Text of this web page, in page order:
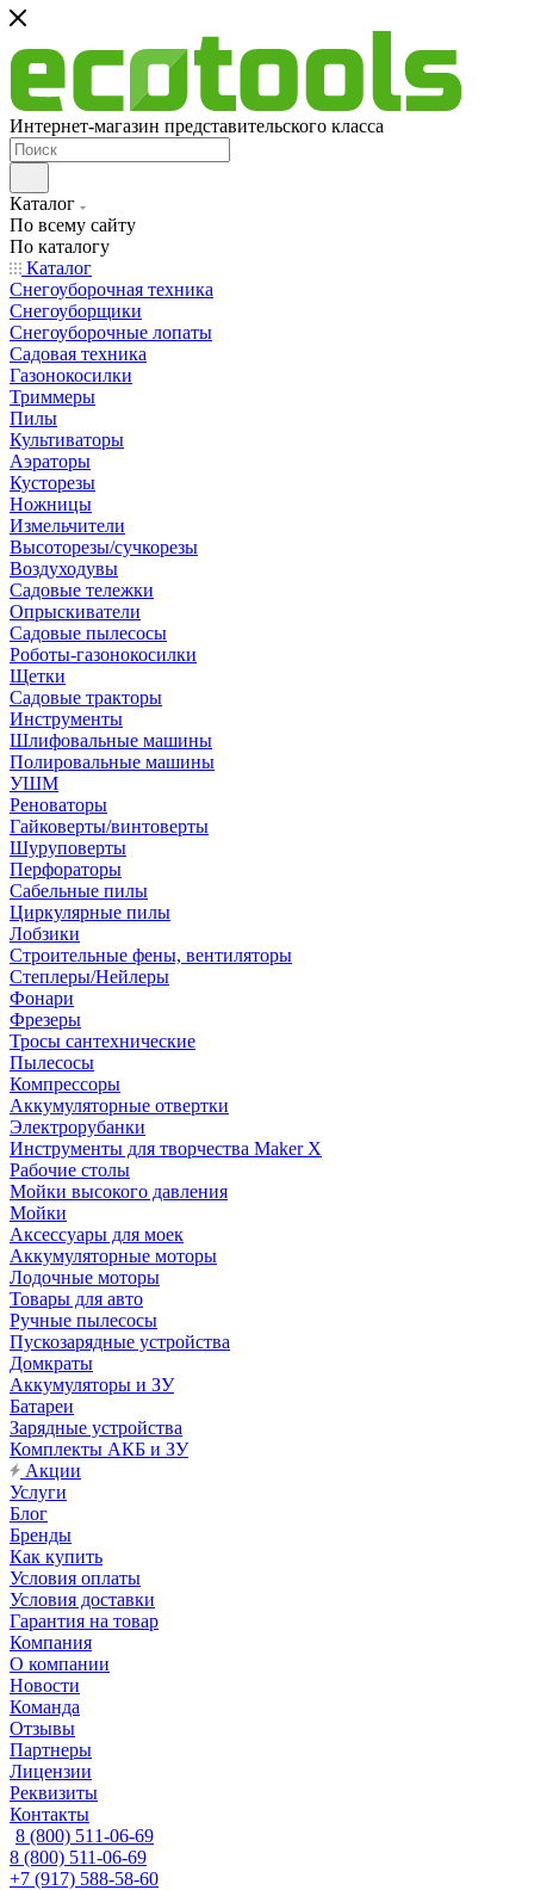
Интернет-магазин представительского класса
Каталог
По всему сайту
По каталогу
Каталог
Снегоуборочная техника
Снегоуборщики
Снегоуборочные лопаты
Садовая техника
Газонокосилки
Триммеры
Пилы
Культиваторы
Аэраторы
Кусторезы
Ножницы
Измельчители
Высоторезы/сучкорезы
Воздуходувы
Садовые тележки
Опрыскиватели
Садовые пылесосы
Роботы-газонокосилки
Щетки
Садовые тракторы
Инструменты
Шлифовальные машины
Полировальные машины
УШМ
Реноваторы
Гайковерты/винтоверты
Шуруповерты
Перфораторы
Сабельные пилы
Циркулярные пилы
Лобзики
Строительные фены, вентиляторы
Степлеры/Нейлеры
Фонари
Фрезеры
Тросы сантехнические
Пылесосы
Компрессоры
Аккумуляторные отвертки
Электрорубанки
Инструменты для творчества Maker X
Рабочие столы
Мойки высокого давления
Мойки
Аксессуары для моек
Аккумуляторные моторы
Лодочные моторы
Товары для авто
Ручные пылесосы
Пускозарядные устройства
Домкраты
Аккумуляторы и ЗУ
Батареи
Зарядные устройства
Комплекты АКБ и ЗУ
Акции
Услуги
Блог
Бренды
Как купить
Условия оплаты
Условия доставки
Гарантия на товар
Компания
О компании
Новости
Команда
Отзывы
Партнеры
Лицензии
Реквизиты
Контакты
8 (800) 511-06-69
8 (800) 511-06-69
+7 (917) 588-58-60